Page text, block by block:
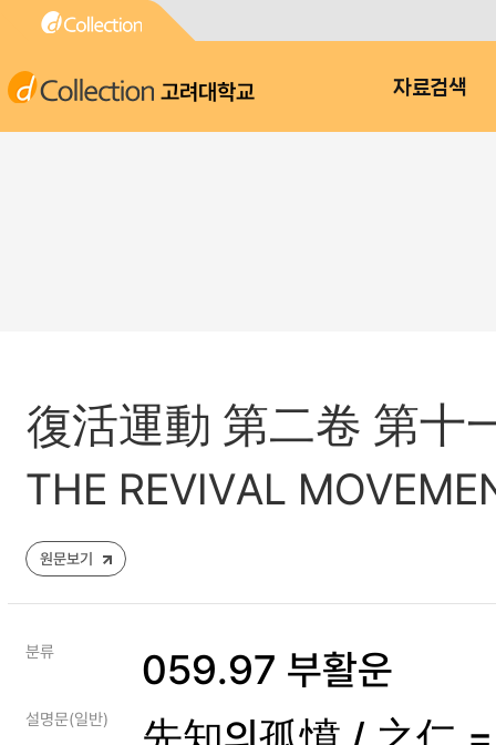
고려대학교 자료검색
復活運動 第二卷 第十
THE REVIVAL
원문보기
분류 059.97 부활운
설명문(일반)